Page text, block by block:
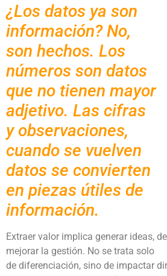
¿Los datos ya son
información? No,
son hechos. Los
números son datos
que no tienen mayor
adjetivo. Las cifras
y observaciones,
cuando se vuelven
datos se convierten
en piezas útiles de
información.
Extraer valor implica generar ideas,
mejorar la gestión. No se trata solo
de diferenciación, sino de impactar